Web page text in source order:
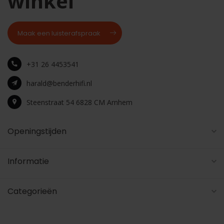
Maak een luisterafspraak
+31 26 4453541
harald@benderhifi.nl
Steenstraat 54 6828 CM Arnhem
Openingstijden
Informatie
Categorieën